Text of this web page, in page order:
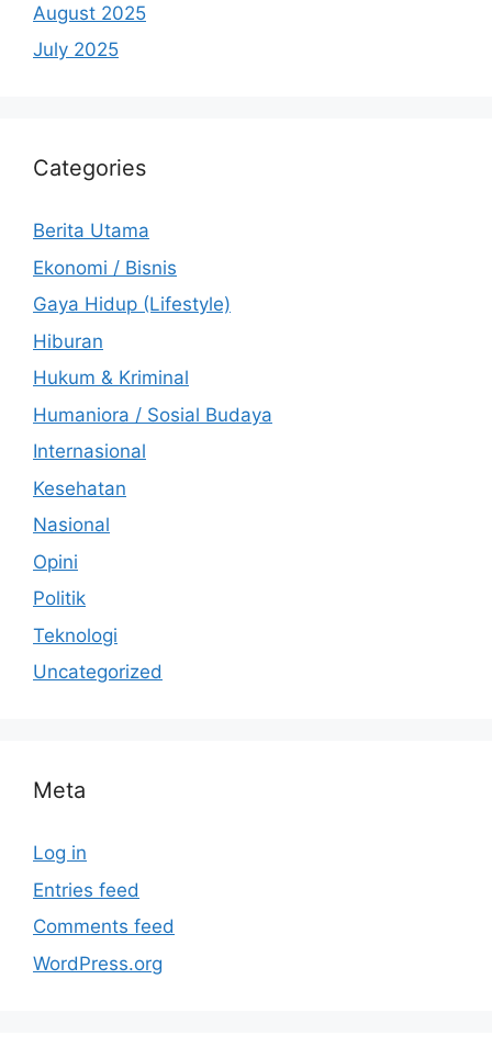
August 2025
July 2025
Categories
Berita Utama
Ekonomi / Bisnis
Gaya Hidup (Lifestyle)
Hiburan
Hukum & Kriminal
Humaniora / Sosial Budaya
Internasional
Kesehatan
Nasional
Opini
Politik
Teknologi
Uncategorized
Meta
Log in
Entries feed
Comments feed
WordPress.org